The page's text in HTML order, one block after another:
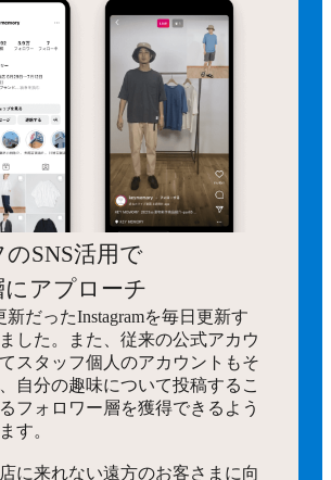
SNS活用で
アプローチ
新だったInstagramを毎日更新す
した。また、従来の公式アカウ
スタッフ個人のアカウントもそ
自分の趣味について投稿するこ
フォロワー層を獲得できるよう
す。
に来れない遠方のお客さまに向